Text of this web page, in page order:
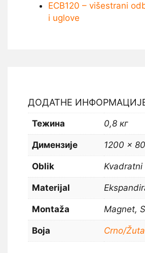
ECB120 – višestrani
i uglove
ДОДАТНЕ
Тежина 0,8 кг
Димензије 1200 ×
Oblik Kvadratni
Materijal
Montaža Magnet,
Boja Crno/Žuta